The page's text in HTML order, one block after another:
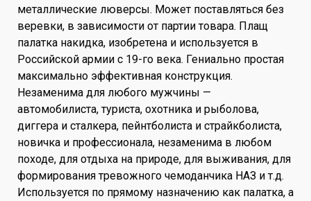
металлические люверсы. Может поставляться без
веревки, в зависимости от партии товара. Плащ
палатка накидка, изобретена и используется в
Российской армии с 19-го века. Гениально простая
максимально эффективная конструкция.
Незаменима для любого мужчины —
автомобилиста, туриста, охотника и рыболова,
диггера и сталкера, пейнтболиста и страйкболиста,
новичка и профессионала, незаменима в любом
походе, для отдыха на природе, для выживания, для
формирования тревожного чемоданчика НАЗ и т.д.
Используется по прямому назначению как палатка, а